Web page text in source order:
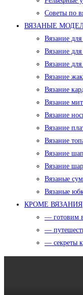
Советы по
ВЯЗАНЫЕ
Вязание
Вязание
Вязание
Вязание
Вязание
Вязание
Вязание
Вязание
Вязание
Вязание
Вязание
Вязаные
Вязаные
КРОМЕ ВЯЗАНИЯ
— готовим
—
— секреты